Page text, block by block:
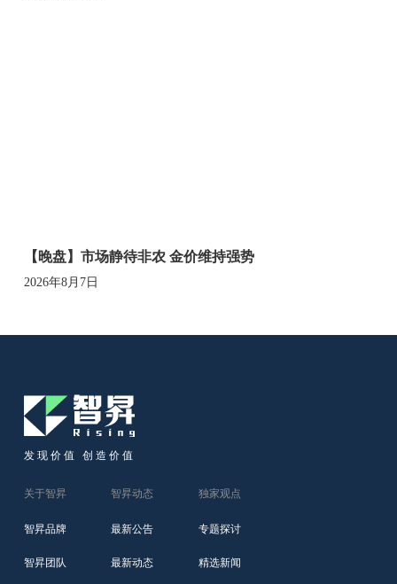
【晚盘】市场静待非农 金价维持强势
2026年8月7日
发现价值 创造价值
关于智昇
智昇品牌
智昇团队
智昇动态
最新公告
最新动态
独家观点
专题探讨
精选新闻